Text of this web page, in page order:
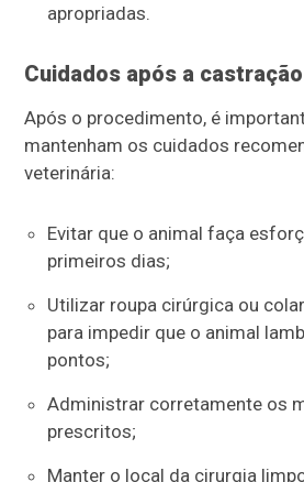
apropriadas.
Cuidados após a castração
Após o procedimento, é
mantenham os cuidados
veterinária:
Evitar que o animal faça
primeiros dias;
Utilizar roupa cirúrgica ou
para impedir que o animal
pontos;
Administrar corretamente os
prescritos;
Manter o local da cirurgia